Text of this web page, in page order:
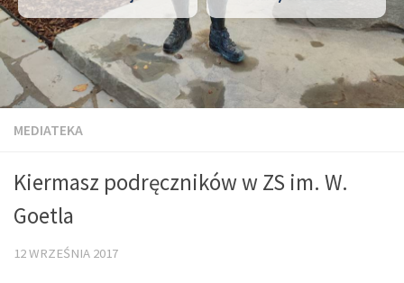
MEDIATEKA
Kiermasz podręczników w ZS im. W.
Goetla
12 WRZEŚNIA 2017